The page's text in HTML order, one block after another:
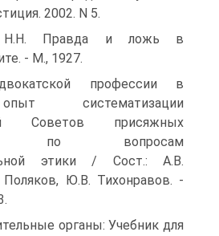
2002. N 5.
Н.Н. Правда и ложь в
- М., 1927.
профессии в
систематизации
Советов присяжных
по вопросам
этики / Сост.: А.В.
Поляков, Ю.В. Тихонравов. -
органы: Учебник для